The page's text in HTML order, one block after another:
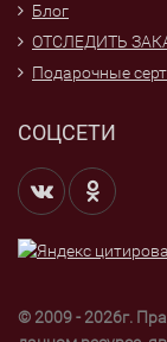
Блог
ОТСЛЕДИТЬ
Подарочные
СОЦСЕТИ
© 2009 - 2026г.